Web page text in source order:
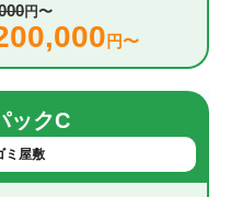
円〜
円〜
ックC
ミ屋敷